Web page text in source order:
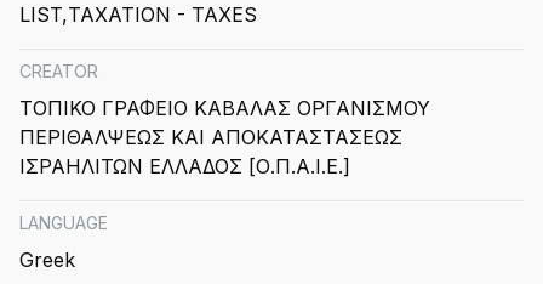
LIST TAXATION - TAXES
CREATOR
ΤΟΠΙΚΟ ΓΡΑΦΕΙΟ ΚΑΒΑΛΑΣ ΟΡΓΑΝΙΣΜΟΥ
ΠΕΡΙΘΑΛΨΕΩΣ ΚΑΙ ΑΠΟΚΑΤΑΣΤΑΣΕΩΣ
ΙΣΡΑΗΛΙΤΩΝ ΕΛΛΑΔΟΣ [Ο.Π.Α.Ι.Ε.]
LANGUAGE
Greek